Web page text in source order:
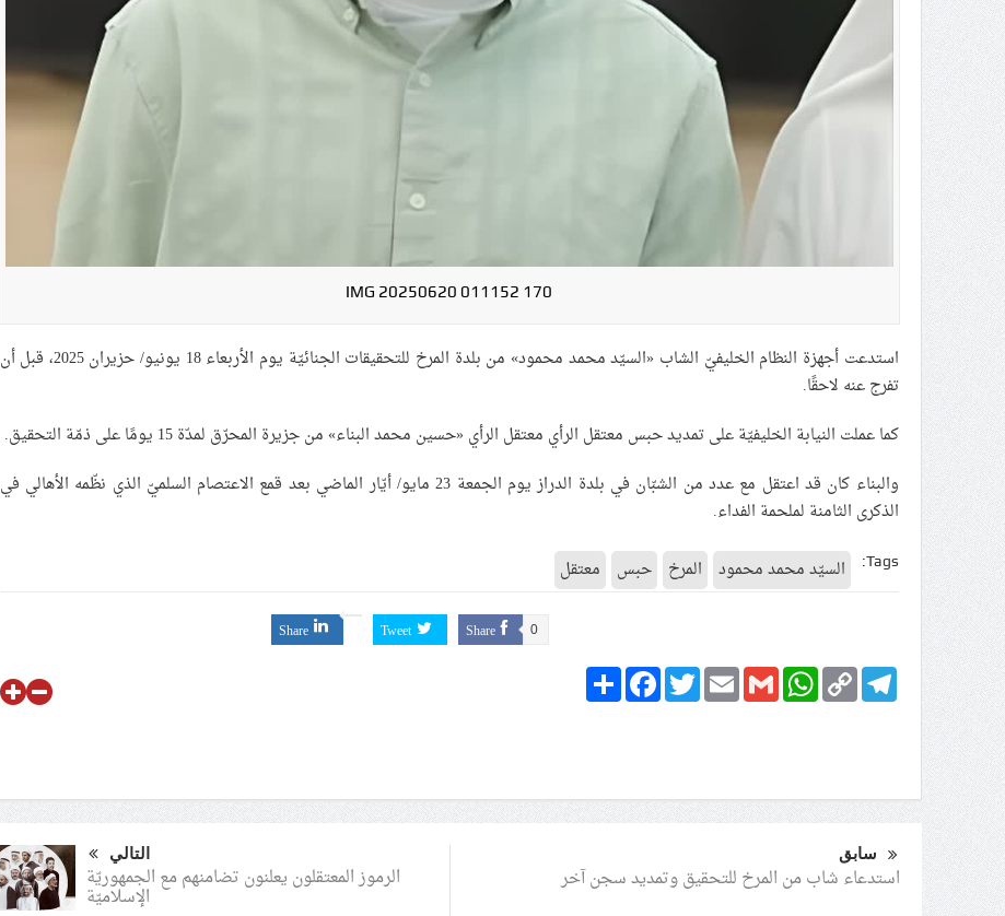
IMG 20250620 011152 170
استدعت أجهزة النظام الخليفيّ الشاب «السيّد محمد محمود» من بلدة المرخ للتحقيقات الجنائيّة يوم الأربعاء 18 يونيو/ حزيران 2025، قبل أن
تفرج عنه لاحقًا.
كما عملت النيابة الخليفيّة على تمديد حبس معتقل الرأي معتقل الرأي «حسين محمد البناء» من جزيرة المحرّق لمدّة 15 يومًا على ذمّة التحقيق.
والبناء كان قد اعتقل مع عدد من الشبّان في بلدة الدراز يوم الجمعة 23 مايو/ أيّار الماضي بعد قمع الاعتصام السلميّ الذي نظّمه الأهالي في
الذكرى الثامنة لملحمة الفداء.
Tags: السيّد محمد محمود المرخ حبس معتقل
Share 0
Tweet
Share
Share
FacebookTwitterEmailGmail
WhatsApp Copy
Link
Telegram
سابق
استدعاء شاب من المرخ للتحقيق وتمديد سجن آخر
التالي
الرموز المعتقلون يعلنون تضامنهم مع الجمهوريّة
الإسلاميّة